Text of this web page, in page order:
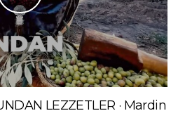
LEZZETLER · Mardin